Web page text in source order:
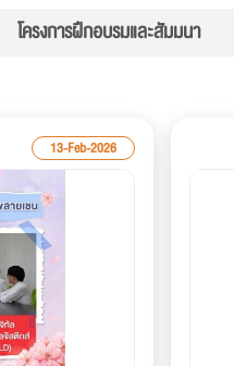
โครงการฝึกอบรมและสัมมนา
13-Feb-2026